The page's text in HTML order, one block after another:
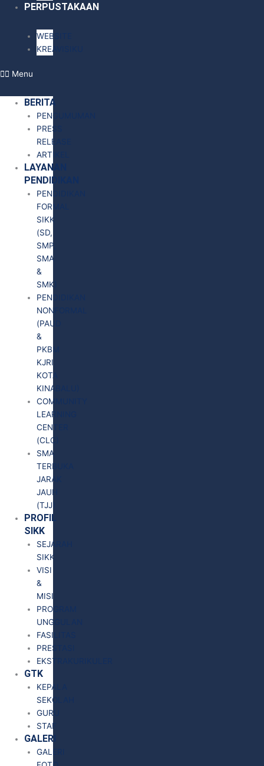
PERPUSTAKAAN
WEBSITE
KREAVISIKU
Menu
BERITA
PENGUMUMAN
PRESS
RELEASE
ARTIKEL
LAYANAN
PENDIDIKAN
PENDIDIKAN
FORMAL
SIKK
(SD,
SMP,
SMA
&
SMK)
PENDIDIKAN
NONFORMAL
(PAUD
&
PKBM
KJRI
KOTA
KINABALU)
COMMUNITY
LEARNING
CENTER
(CLC)
SMA
TERBUKA
JARAK
JAUH
(TJJ)
PROFIL
SIKK
SEJARAH
SIKK
VISI
&
MISI
PROGRAM
UNGGULAN
FASILITAS
PRESTASI
EKSTRAKURIKULER
GTK
KEPALA
SEKOLAH
GURU
STAF
GALERI
GALERI